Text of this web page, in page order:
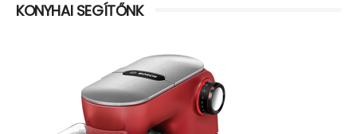
KONYHAI SEGÍTŐNK